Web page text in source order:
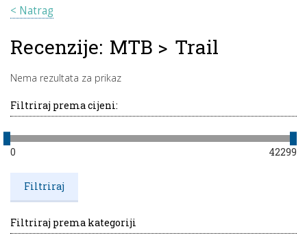
< Natrag
Recenzije: MTB > Trail
Nema rezultata za prikaz
Filtriraj prema cijeni:
0 42299
Filtriraj prema kategoriji